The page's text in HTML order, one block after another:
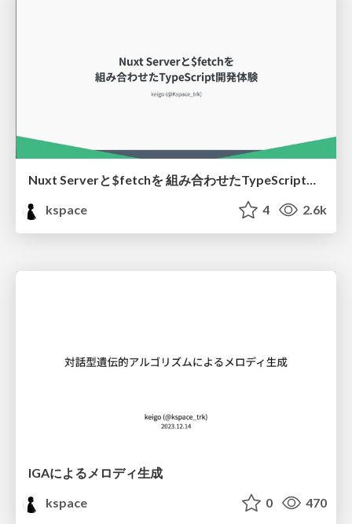
Nuxt Serverと$fetchを 組み合わせたTypeScript開発体験
kspace
4 2.6k
IGAによるメロディ生成
kspace
0 470